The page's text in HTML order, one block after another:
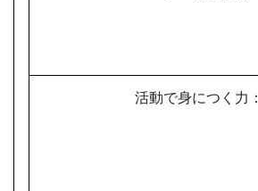
活動で身につく力：